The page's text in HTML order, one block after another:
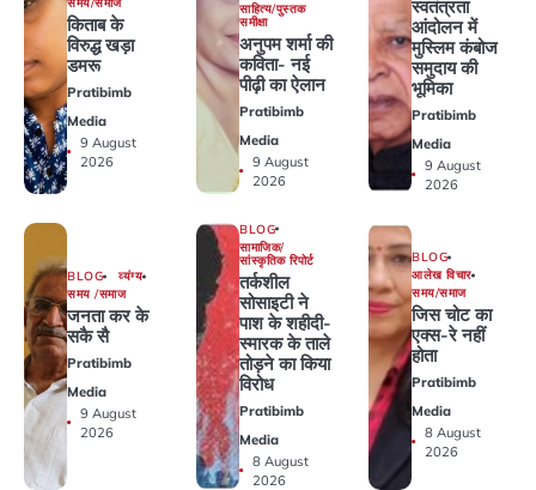
किताब के
विरुद्ध खड़ा
डमरू
Pratibimb
Media
9 August
2026
साहित्य/पुस्तक
समीक्षा
अनुपम शर्मा की
कविता- नई
पीढ़ी का ऐलान
Pratibimb
Media
9 August
2026
स्वतंत्रता
आंदोलन में
मुस्लिम कंबोज
समुदाय की
भूमिका
Pratibimb
Media
9 August
2026
BLOG
व्यंग्य
समय /समाज
जनता कर के
सकै सै
Pratibimb
Media
9 August
2026
BLOG
सामाजिक/
सांस्कृतिक रिपोर्ट
तर्कशील
सोसाइटी ने
पाश के शहीदी-
स्मारक के ताले
तोड़ने का किया
विरोध
Pratibimb
Media
8 August
2026
BLOG
आलेख विचार
समय/समाज
जिस चोट का
एक्स-रे नहीं
होता
Pratibimb
Media
8 August
2026